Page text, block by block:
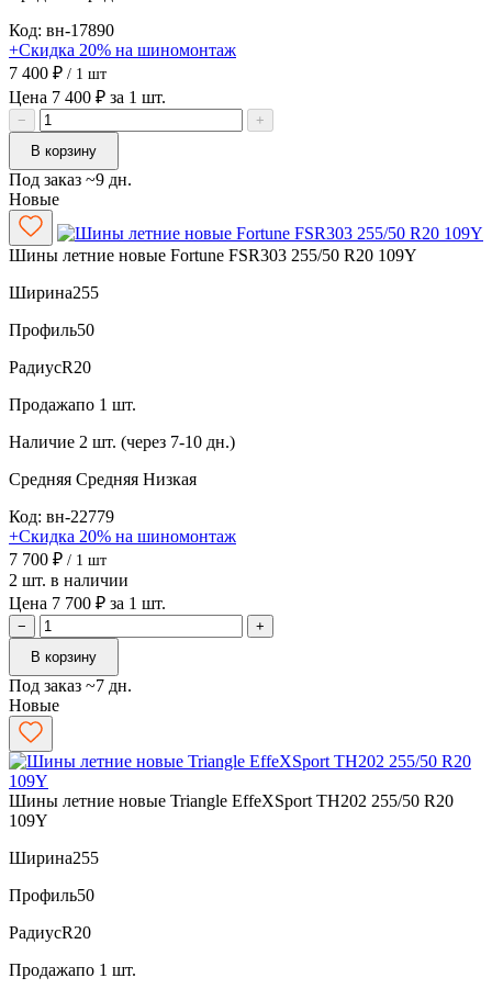
Код: вн-17890
+Скидка 20% на шиномонтаж
7 400 ₽ / 1 шт
Цена 7 400 ₽ за 1 шт.
−
+
В корзину
Под заказ ~9 дн.
Новые
Шины летние новые Fortune FSR303 255/50 R20 109Y
Ширина255
Профиль50
РадиусR20
Продажапо 1 шт.
Наличие 2 шт. (через 7-10 дн.)
Средняя Средняя Низкая
Код: вн-22779
+Скидка 20% на шиномонтаж
7 700 ₽ / 1 шт
2 шт. в наличии
Цена 7 700 ₽ за 1 шт.
−
+
В корзину
Под заказ ~7 дн.
Новые
Шины летние новые Triangle EffeXSport TH202 255/50 R20
109Y
Ширина255
Профиль50
РадиусR20
Продажапо 1 шт.